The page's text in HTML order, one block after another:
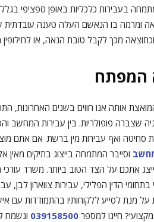
בעבירות כלכליות באופן ספציפי
בו הנאשם העלה טענה עובדתית
מכך לקבל טובת הנאה, או לחילופין
המפתח
אותה אנו חווים בשנים האחרונות,
שצברה פופולריות. בין עבירות המחשב
סחיטה ואף עבירות מין ברשת. אם אתם
וסייבר המתמחה בייצוג בתיקים
אתכם על הצד הטוב ביותר. משרד עורכי
בתחומי הדין הפלילי, עבירות צווארון
מנת לסייע ללקוחותיו בהתמודדות עם
חייגו למספר 039158500 ונשמח